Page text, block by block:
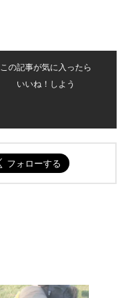
この記事が気に入ったら
いいね！しよう